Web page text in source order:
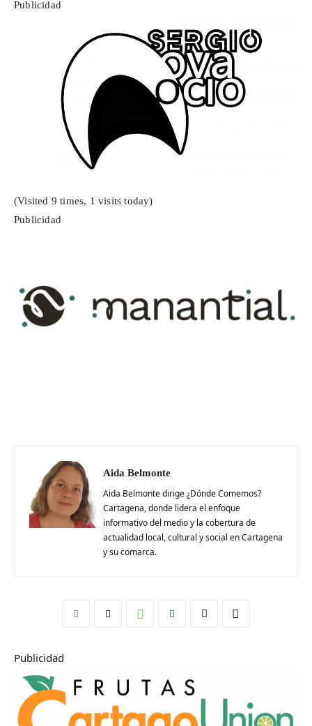
Publicidad
(Visited 9 times, 1 visits today)
Publicidad
Aida Belmonte
Aida Belmonte dirige ¿Dónde Comemos?
Cartagena, donde lidera el enfoque
informativo del medio y la cobertura de
actualidad local, cultural y social en Cartagena
y su comarca.
Publicidad